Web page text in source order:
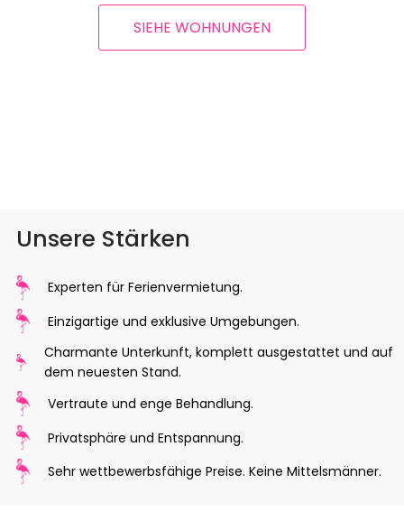
SIEHE WOHNUNGEN
Unsere Stärken
Experten für Ferienvermietung.
Einzigartige und exklusive Umgebungen.
Charmante Unterkunft, komplett ausgestattet und auf
dem neuesten Stand.
Vertraute und enge Behandlung.
Privatsphäre und Entspannung.
Sehr wettbewerbsfähige Preise. Keine Mittelsmänner.